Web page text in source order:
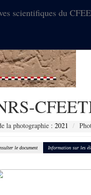
scientifiques du
la photographie : 2021
le document Information sur les